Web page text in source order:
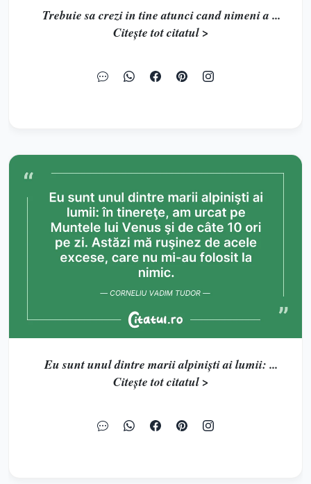
Trebuie sa crezi in tine atunci cand nimeni a ...
Citește tot citatul >
Eu sunt unul dintre marii alpinişti ai lumii: ...
Citește tot citatul >